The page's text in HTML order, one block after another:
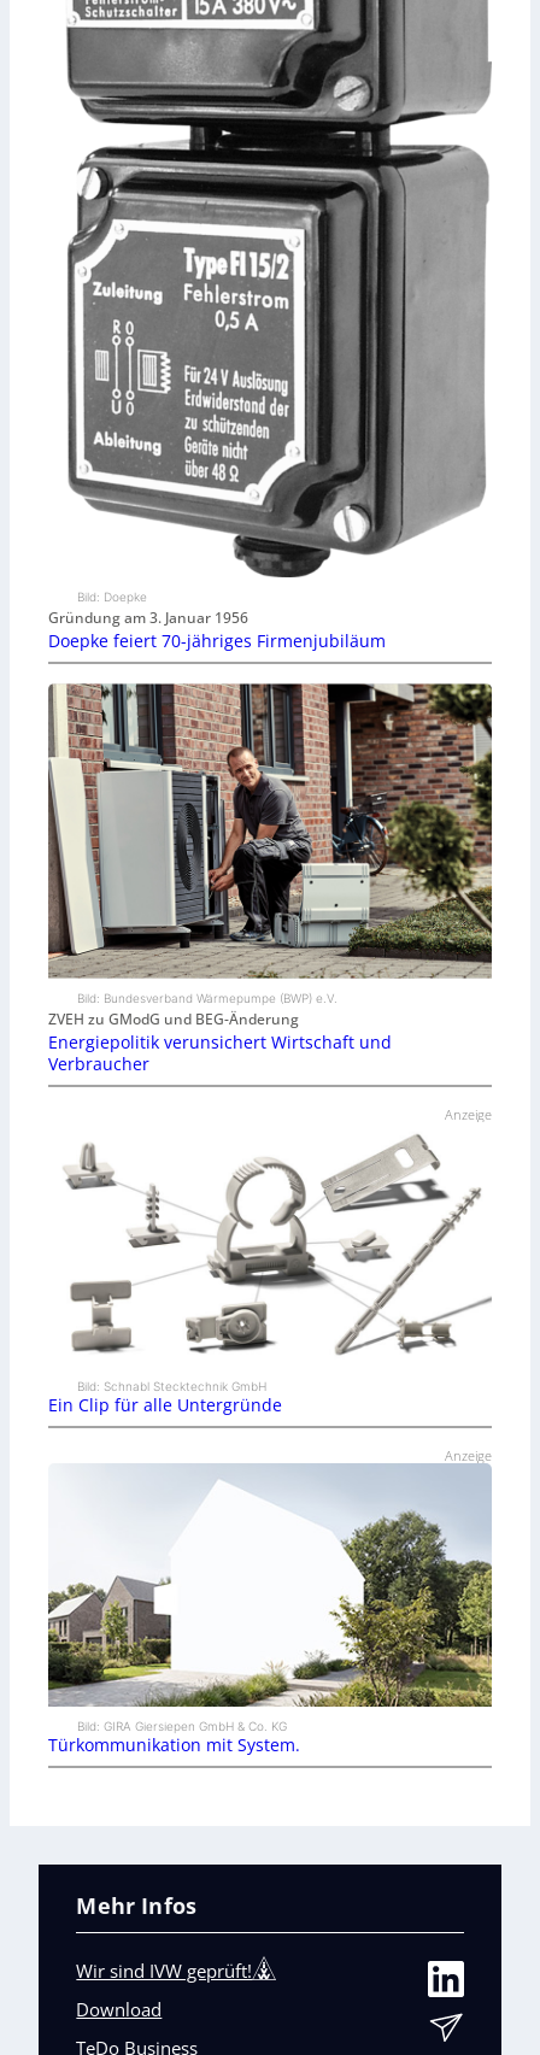
Bild: Doepke
Gründung am 3. Januar 1956
Doepke feiert 70-jähriges Firmenjubiläum
Bild: Bundesverband Wärmepumpe (BWP) e.V.
ZVEH zu GModG und BEG-Änderung
Energiepolitik verunsichert Wirtschaft und
Verbraucher
Anzeige
Bild: Schnabl Stecktechnik GmbH
Ein Clip für alle Untergründe
Anzeige
Bild: GIRA Giersiepen GmbH & Co. KG
Türkommunikation mit System.
Mehr Infos
Wir sind IVW geprüft!
Download
TeDo Business